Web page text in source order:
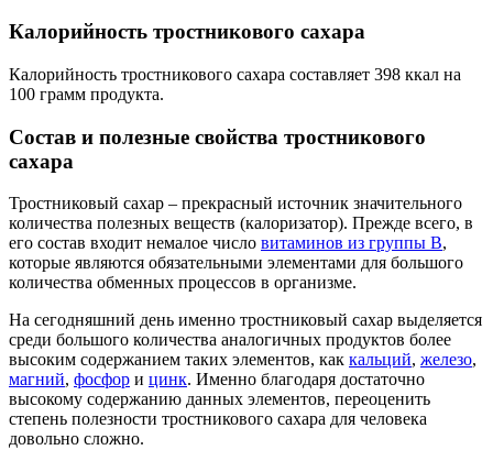
Калорийность тростникового сахара
Калорийность тростникового сахара составляет 398 ккал на
100 грамм продукта.
Состав и полезные свойства тростникового
сахара
Тростниковый сахар – прекрасный источник значительного
количества полезных веществ (калоризатор). Прежде всего, в
его состав входит немалое число витаминов из группы В,
которые являются обязательными элементами для большого
количества обменных процессов в организме.
На сегодняшний день именно тростниковый сахар выделяется
среди большого количества аналогичных продуктов более
высоким содержанием таких элементов, как кальций, железо,
магний, фосфор и цинк. Именно благодаря достаточно
высокому содержанию данных элементов, переоценить
степень полезности тростникового сахара для человека
довольно сложно.